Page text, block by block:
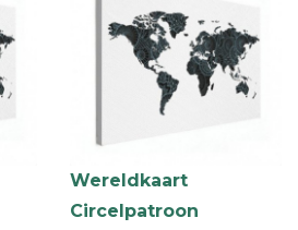
Wereldkaart
Circelpatroon